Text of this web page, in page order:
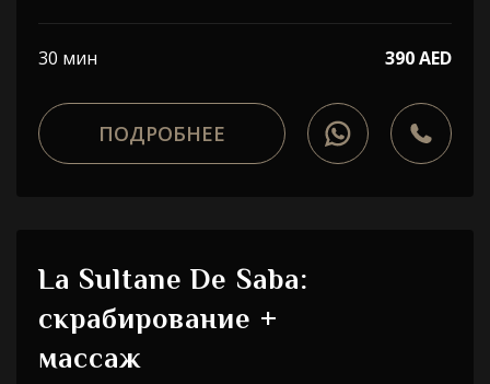
30 мин 390 AED
ПОДРОБНЕЕ
La Sultane De Saba:
скрабирование +
массаж